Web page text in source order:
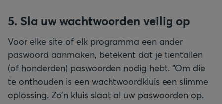
5. Sla uw wachtwoorden veilig op
Voor elke site of elk programma een ander
paswoord aanmaken, betekent dat je tientallen
(of honderden) paswoorden nodig hebt. “Om die
te onthouden is een wachtwoordkluis een slimme
oplossing. Zo’n kluis slaat al uw paswoorden op.